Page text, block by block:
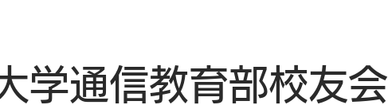
学通信教育部校友会